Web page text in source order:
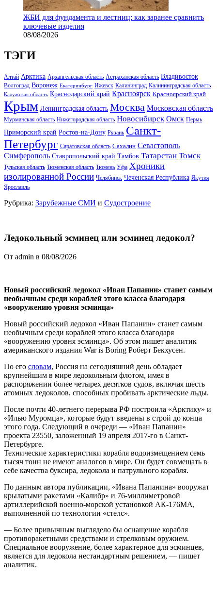
ЖБИ для фундамента и лестниц: как заранее сравнить
ключевые изделия
08/08/2026
ТЭГИ
Алтай Арктика Архангельская область Астраханская область Владивосток
Волгоград Воронеж Екатеринбург Ижевск Калининград Калининградская область
Калужская область Краснодарский край Красноярск Красноярский край
Крым Ленинградская область Москва Московская область
Мурманская область Нижегородская область Новосибирск Омск Пермь
Приморский край Ростов-на-Дону Рязань Санкт-
Петербург Саратовская область Сахалин Севастополь
Симферополь Ставропольский край Тамбов Татарстан Томск
Тульская область Тюменская область Тюмень Уфа Хроники
изолированной России Челябинск Чеченская Республика Якутия
Ярославль
Рубрика: Зарубежные СМИ и Судостроение
Ледокольный эсминец или эсминец ледокол?
От admin в 08/08/2026
Новый российский ледокол «Иван Папанин» станет самым
необычным среди кораблей этого класса благодаря
«вооружению уровня эсминца»
Новый российский ледокол «Иван Папанин» станет самым
необычным среди кораблей этого класса благодаря
«вооружению уровня эсминца». Об этом пишет аналитик
американского издания War is Boring Роберт Бекхусен.
По его словам, Россия на сегодняшний день обладает
крупнейшим в мире ледокольным флотом, имея в
распоряжении более четырех десятков судов, включая шесть
атомных ледоколов, способных пробивать арктические льды.
После почти 40-летнего перерыва РФ построила «Арктику» и
«Илью Муромца», которые будут введены в строй до конца
этого года. Следующий в очереди — «Иван Папанин»
проекта 23550, заложенный 19 апреля 2017-го в Санкт-
Петербурге.
Технические характеристики корабля водоизмещением семь
тысяч тонн не имеют аналогов в мире. Он будет совмещать в
себе качества буксира, ледокола и патрульного корабля.
По данным автора публикации, «Ивана Папанина» вооружат
крылатыми ракетами «Калибр» и 76-миллиметровой
артиллерийской военно-морской установкой АК-176МА,
выполненной по технологии «стелс».
— Более привычным выглядело бы оснащение корабля
противоракетными средствами и стрелковым оружием.
Специальное вооружение, более характерное для эсминцев,
является для ледокола нестандартным решением, — пишет
аналитик.